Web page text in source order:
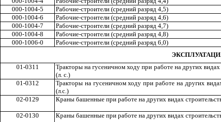
000-1004-5
Рабочие-строители (средний разряд 4,5)
000-1004-6
Рабочие-строители (средний разряд 4,6)
000-1004-7
Рабочие-строители (средний разряд 4,7)
000-1004-8
Рабочие-строители (средний разряд 4,8)
000-1006-0
Рабочие-строители (средний разряд 6,0)
01-0311
Тракторы на гусеничном ходу при работе на других
(л. с.)
01-0312
Тракторы на гусеничном ходу при работе на других
(л.с.)
02-0129
Краны башенные при работе на других видах
02-0130 Краны башенные при работе на других видах